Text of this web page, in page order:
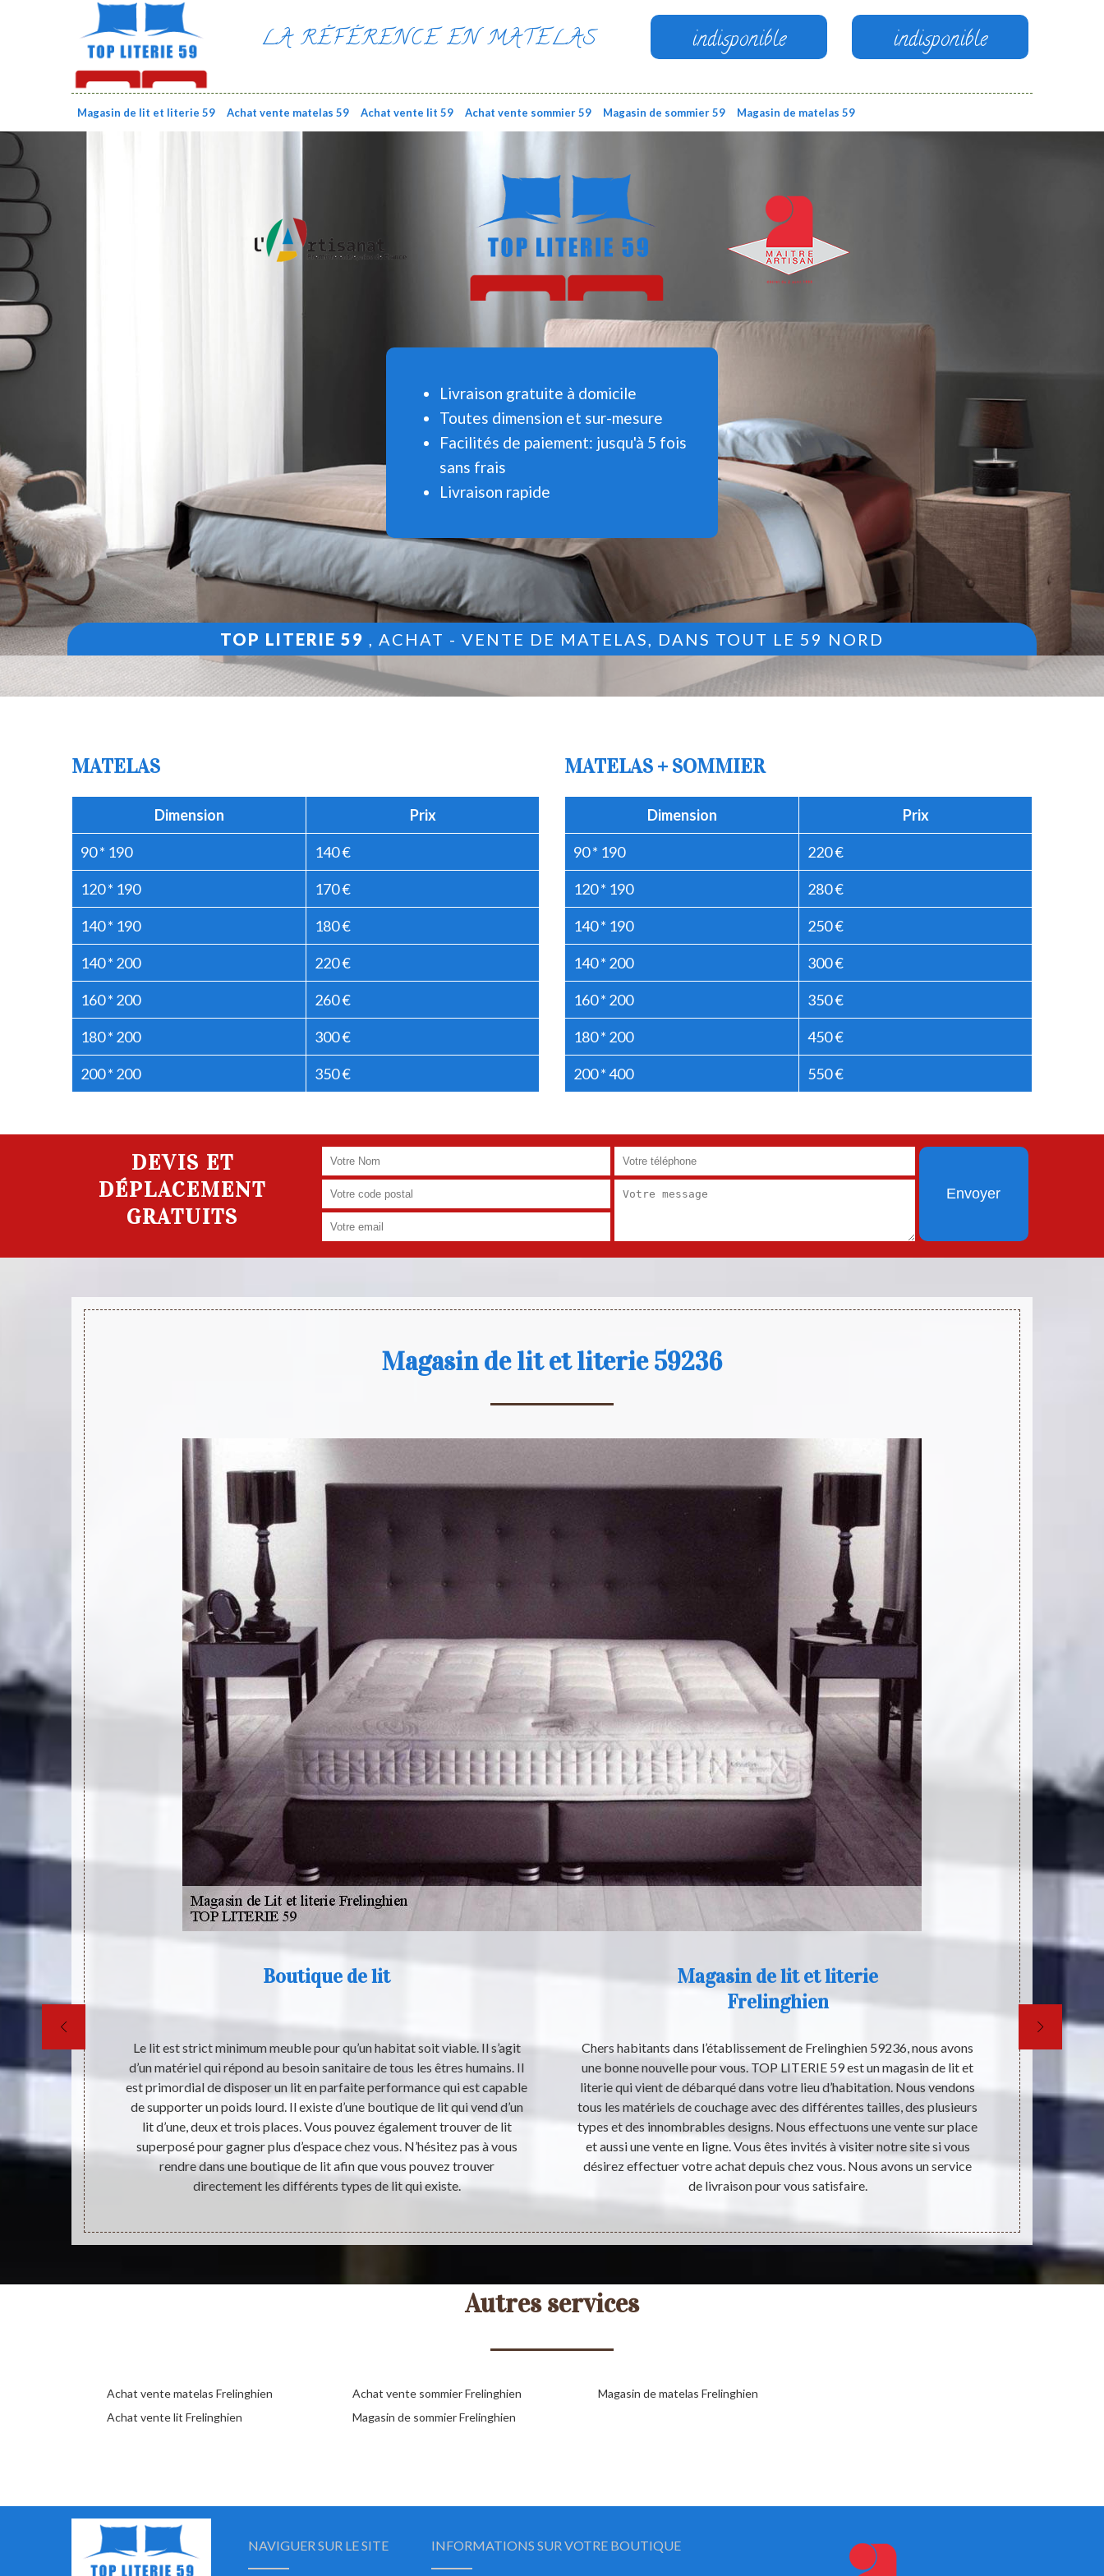
LA RÉFÉRENCE EN MATELAS indisponible indisponible
Magasin de lit et literie 59 Achat vente matelas 59 Achat vente lit 59 Achat vente sommier 59 Magasin de sommier 59 Magasin de matelas 59
Livraison gratuite à domicile
Toutes dimension et sur-mesure
Facilités de paiement: jusqu'à 5 fois
sans frais
Livraison rapide
TOP LITERIE 59 , ACHAT - VENTE DE MATELAS, DANS TOUT LE 59 NORD
MATELAS
Dimension Prix
90 * 190 140 €
120 * 190 170 €
140 * 190 180 €
140 * 200 220 €
160 * 200 260 €
180 * 200 300 €
200 * 200 350 €
MATELAS + SOMMIER
Dimension Prix
90 * 190 220 €
120 * 190 280 €
140 * 190 250 €
140 * 200 300 €
160 * 200 350 €
180 * 200 450 €
200 * 400 550 €
DEVIS ET
DÉPLACEMENT
GRATUITS
Magasin de lit et literie 59236
dans les
et
qu'elles ne
Boutique de lit
Le lit est strict minimum meuble pour qu’un habitat soit viable. Il s’agit
d’un matériel qui répond au besoin sanitaire de tous les êtres humains. Il
est primordial de disposer un lit en parfaite performance qui est capable
de supporter un poids lourd. Il existe d’une boutique de lit qui vend d’un
lit d’une, deux et trois places. Vous pouvez également trouver de lit
superposé pour gagner plus d’espace chez vous. N’hésitez pas à vous
rendre dans une boutique de lit afin que vous pouvez trouver
directement les différents types de lit qui existe.
Magasin de lit et literie
Frelinghien
Chers habitants dans l’établissement de Frelinghien 59236, nous avons
une bonne nouvelle pour vous. TOP LITERIE 59 est un magasin de lit et
literie qui vient de débarqué dans votre lieu d’habitation. Nous vendons
tous les matériels de couchage avec des différentes tailles, des plusieurs
types et des innombrables designs. Nous effectuons une vente sur place
et aussi une vente en ligne. Vous êtes invités à visiter notre site si vous
désirez effectuer votre achat depuis chez vous. Nous avons un service
de livraison pour vous satisfaire.
TOP
sont
Autres services
Achat vente matelas Frelinghien
Achat vente lit Frelinghien
Achat vente sommier Frelinghien
Magasin de sommier Frelinghien
Magasin de matelas Frelinghien
NAVIGUER SUR LE SITE INFORMATIONS SUR VOTRE BOUTIQUE